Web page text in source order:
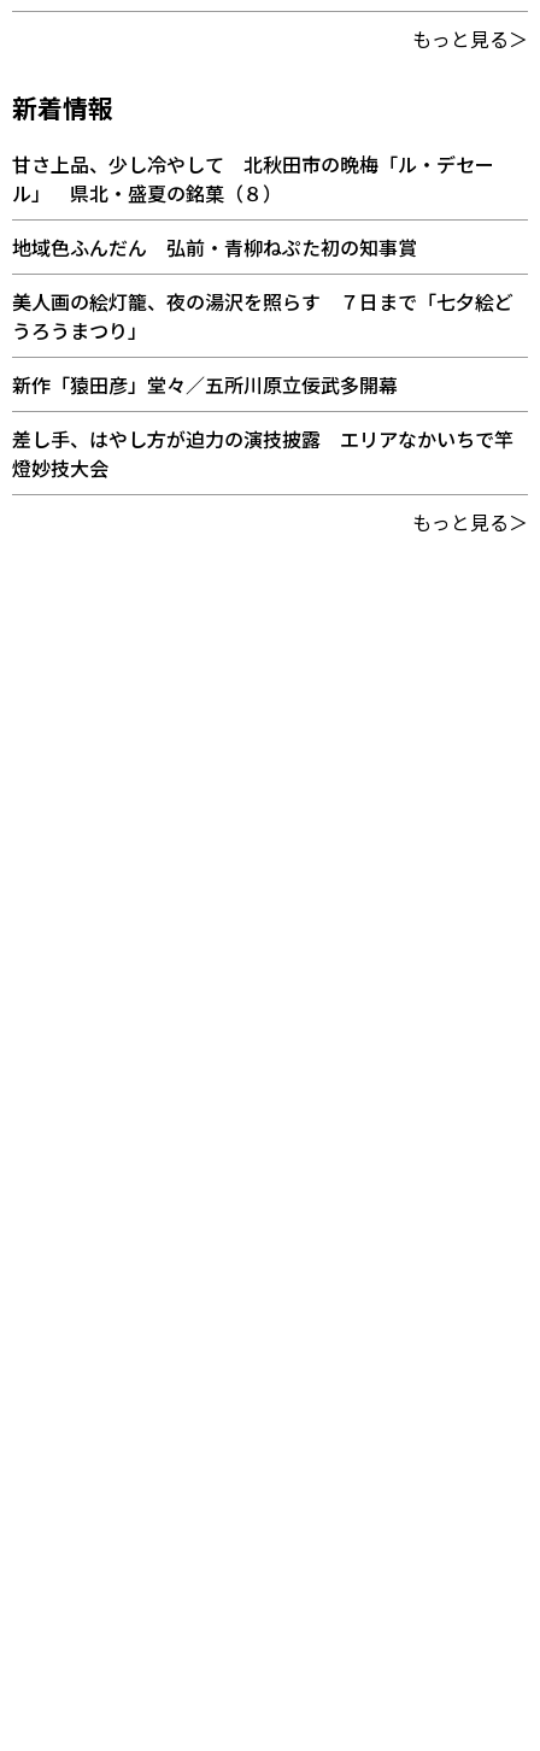
もっと見る＞
新着情報
甘さ上品、少し冷やして 北秋田市の晩梅「ル・デセー
ル」 県北・盛夏の銘菓（８）
地域色ふんだん 弘前・青柳ねぷた初の知事賞
美人画の絵灯籠、夜の湯沢を照らす ７日まで「七夕絵ど
うろうまつり」
新作「猿田彦」堂々／五所川原立佞武多開幕
差し手、はやし方が迫力の演技披露 エリアなかいちで竿
燈妙技大会
もっと見る＞